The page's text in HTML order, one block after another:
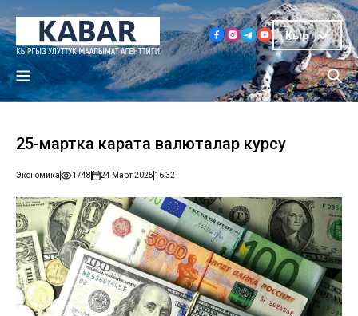
Кыр
25-мартка карата валюталар курсу
Экономика 1748 24 Март 2025 16:32